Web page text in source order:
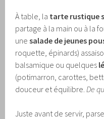
À table, la tarte rustique
partage à la main ou à la
unesalade de jeunes
roquette, épinards)
balsamique ou quelques
(potimarron, carottes,
douceur et équilibre. De
Juste avant de servir,